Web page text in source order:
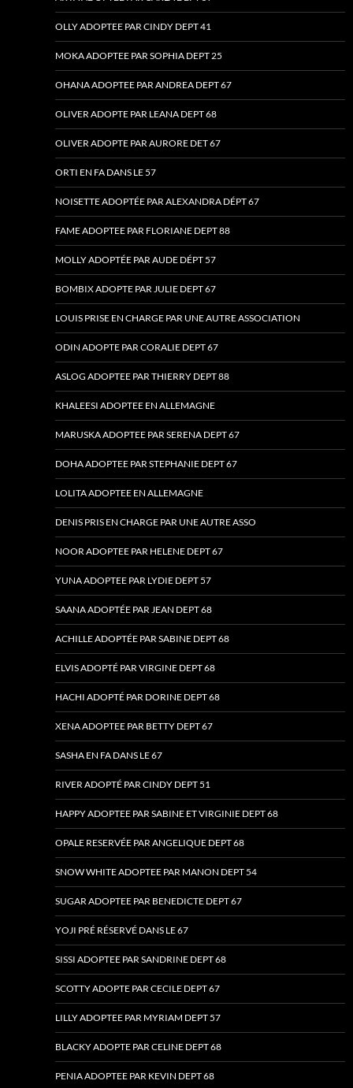
OLLY ADOPTEE PAR CINDY DEPT 41
MOKA ADOPTEE PAR SOPHIA DEPT 25
OHANA ADOPTEE PAR ANDREA DEPT 67
OLIVER ADOPTE PAR LEANA DEPT 68
OLIVER ADOPTE PAR AURORE DET 67
ORTI EN FA DANS LE 57
NOISETTE ADOPTÉE PAR ALEXANDRA DÉPT 67
FAME ADOPTEE PAR FLORIANE DEPT 88
MOLLY ADOPTÉE PAR AUDE DÉPT 57
BOMBIX ADOPTE PAR JULIE DEPT 67
LOUIS PRISE EN CHARGE PAR UNE AUTRE ASSOCIATION
ODIN ADOPTE PAR CORALIE DEPT 67
ASLOG ADOPTEE PAR THIERRY DEPT 88
KHALEESI ADOPTEE EN ALLEMAGNE
MARUSKA ADOPTEE PAR SERENA DEPT 67
DOHA ADOPTEE PAR STEPHANIE DEPT 67
LOLITA ADOPTEE EN ALLEMAGNE
DENIS PRIS EN CHARGE PAR UNE AUTRE ASSO
NOOR ADOPTEE PAR HELENE DEPT 67
YUNA ADOPTEE PAR LYDIE DEPT 57
SAANA ADOPTÉE PAR JEAN DEPT 68
ACHILLE ADOPTÉE PAR SABINE DEPT 68
ELVIS ADOPTÉ PAR VIRGINE DEPT 68
HACHI ADOPTÉ PAR DORINE DEPT 68
XENA ADOPTEE PAR BETTY DEPT 67
SASHA EN FA DANS LE 67
RIVER ADOPTÉ PAR CINDY DEPT 51
HAPPY ADOPTEE PAR SABINE ET VIRGINIE DEPT 68
OPALE RESERVÉE PAR ANGELIQUE DEPT 68
SNOW WHITE ADOPTEE PAR MANON DEPT 54
SUGAR ADOPTEE PAR BENEDICTE DEPT 67
YOJI PRÉ RÉSERVÉ DANS LE 67
SISSI ADOPTEE PAR SANDRINE DEPT 68
SCOTTY ADOPTE PAR CECILE DEPT 67
LILLY ADOPTEE PAR MYRIAM DEPT 57
BLACKY ADOPTE PAR CELINE DEPT 68
PENIA ADOPTEE PAR KEVIN DEPT 68